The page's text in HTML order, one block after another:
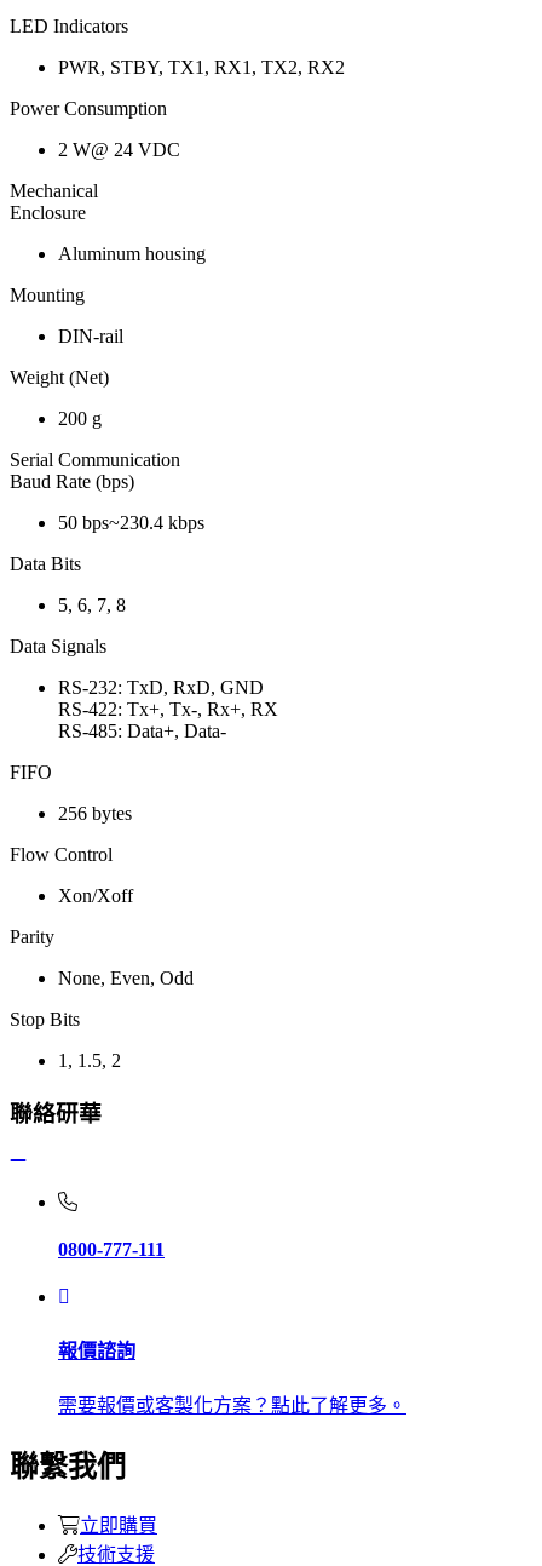
LED Indicators
PWR, STBY, TX1, RX1, TX2, RX2
Power Consumption
2 W@ 24 VDC
Mechanical
Enclosure
Aluminum housing
Mounting
DIN-rail
Weight (Net)
200 g
Serial Communication
Baud Rate (bps)
50 bps~230.4 kbps
Data Bits
5, 6, 7, 8
Data Signals
RS-232: TxD, RxD, GND
RS-422: Tx+, Tx-, Rx+, RX
RS-485: Data+, Data-
FIFO
256 bytes
Flow Control
Xon/Xoff
Parity
None, Even, Odd
Stop Bits
1, 1.5, 2
聯絡研華
0800-777-111
報價諮詢
需要報價或客製化方案？點此了解更多。
聯繫我們
立即購買
技術支援